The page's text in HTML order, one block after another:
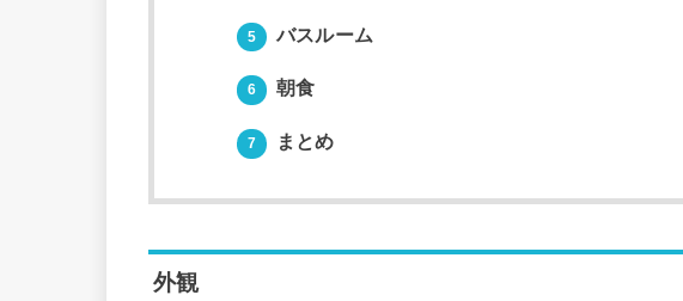
5 バスルーム
6 朝食
7 まとめ
外観